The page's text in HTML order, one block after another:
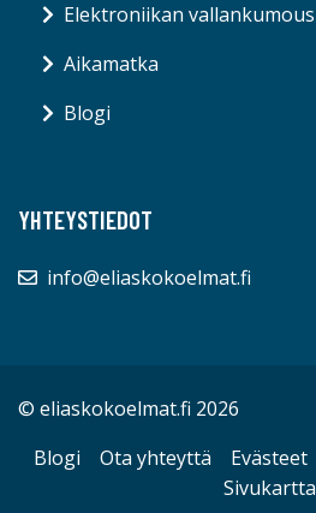
Elektroniikan vallankumous
Aikamatka
Blogi
YHTEYSTIEDOT
info@eliaskokoelmat.fi
© eliaskokoelmat.fi 2026
Blogi
Ota yhteyttä Evästeet
Sivukartta